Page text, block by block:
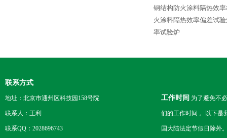
钢结构防火涂料隔热效
火涂料隔热效率偏差试
率试验炉
联系方式
地址：北京市通州区科技园158号院
联系人：王利
联系QQ：2028696743
工作时间 为了避免不
们的工作时间 。以下是
国大陆法定节假日除外